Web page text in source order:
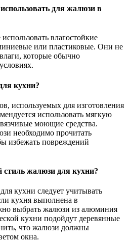
для жалюзи в
влагостойкие
или пластиковые. Они не
которые обычно
кухни?
используемых для изготовления
использовать мягкую
моющие средства.
необходимо прочитать
избежать повреждений
жалюзи для кухни?
кухни следует учитывать
кухня выполнена в
выбрать жалюзи из алюминия
кухни подойдут деревянные
что жалюзи должны
окна.